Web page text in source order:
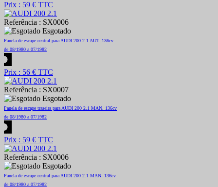
Prix : 59 € TTC
Referência : SX0006
Esgotado
Panela de escape central para AUDI 200 2.1 AUT. 136cv
de 08/1980 a 07/1982
Prix : 56 € TTC
Referência : SX0007
Esgotado
Panela de escape traseira para AUDI 200 2.1 MAN. 136cv
de 08/1980 a 07/1982
Prix : 59 € TTC
Referência : SX0006
Esgotado
Panela de escape central para AUDI 200 2.1 MAN. 136cv
de 08/1980 a 07/1982